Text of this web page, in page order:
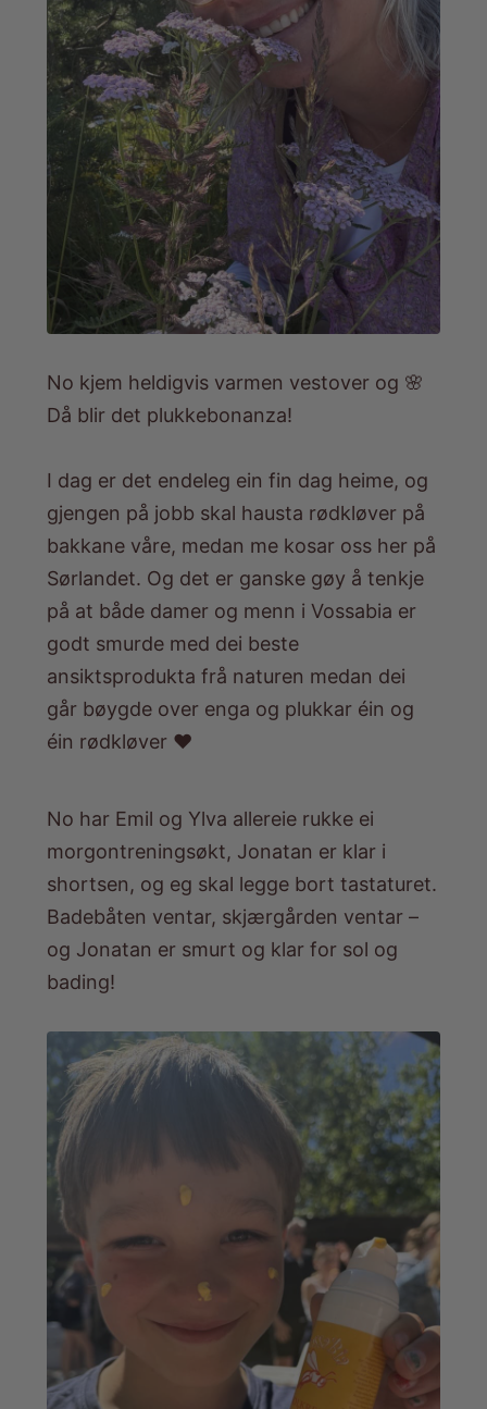
No kjem heldigvis varmen vestover og 🌸
Då blir det plukkebonanza!
I dag er det endeleg ein fin dag heime, og
gjengen på jobb skal hausta rødkløver på
bakkane våre, medan me kosar oss her på
Sørlandet. Og det er ganske gøy å tenkje
på at både damer og menn i Vossabia er
godt smurde med dei beste
ansiktsprodukta frå naturen medan dei
går bøygde over enga og plukkar éin og
éin rødkløver ❤️
No har Emil og Ylva allereie rukke ei
morgontreningsøkt, Jonatan er klar i
shortsen, og eg skal legge bort tastaturet.
Badebåten ventar, skjærgården ventar –
og Jonatan er smurt og klar for sol og
bading!